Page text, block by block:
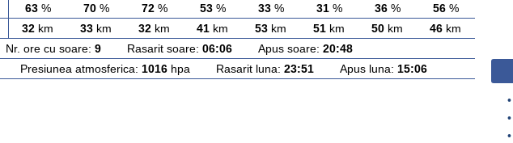
63% 70% 72% 53% 33% 31% 36% 56%
32 km 33 km 32 km 41 km 53 km 51 km 50 km 46 km
Nr. ore cu soare: 9 Rasarit soare: 06:06 Apus soare: 20:48
Presiunea atmosferica: 1016 hpa Rasarit luna: 23:51 Apus luna: 15:06
•
•
•